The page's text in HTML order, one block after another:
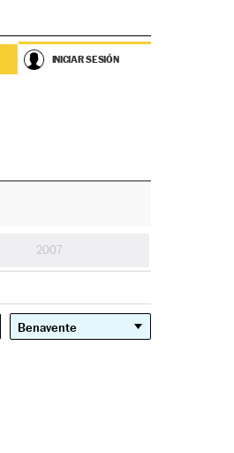
INICIAR SESIÓN
2007